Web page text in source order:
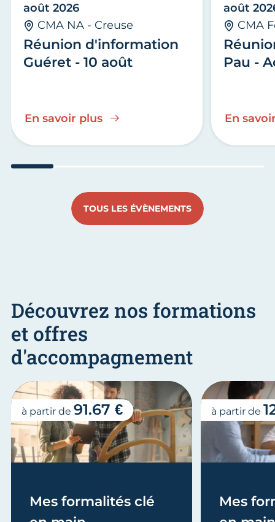
Réunion d'information
Guéret - 10 août
août 2026
CMA NA - Creuse
En savoir plus
Pau -
août
CMA
En
TOUS LES ÉVÈNEMENTS
Découvrez nos formations
et offres
d'accompagnement
Mes formalités clé
à partir de 91.67 €
Mes
à partir de